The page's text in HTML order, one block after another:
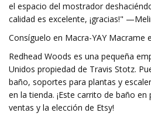
el espacio del mostrador
calidad es excelente, ¡gracias!"
Consíguelo en Macra-YAY Macrame
Redhead Woods es una pequeña
Unidos propiedad de Travis Stotz.
baño, soportes para plantas y
en la tienda. ¡Este carrito de baño
ventas y la elección de Etsy!